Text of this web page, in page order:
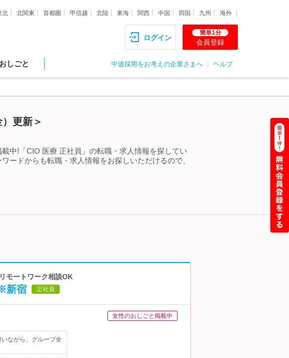
北 北関東 首都圏 甲信越 北陸 東海 関西 中国 四国 九州 海外
ログイン
簡単1分
会員登録
しごと 中途採用をお考えの企業さまへ ヘルプ
更新＞
中!「CIO 医療 正社員」の転職・求人情報を探してい
ードからも転職・求人情報をお探しいただけるので、
モートワーク相談OK
新宿 正社員
女性のおしごと掲載中
ながら、グループ全